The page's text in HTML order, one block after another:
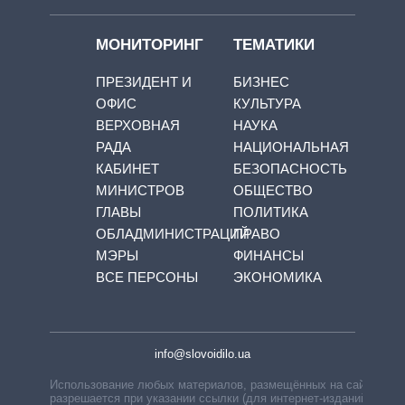
МОНИТОРИНГ
ПРЕЗИДЕНТ И
ОФИС
ВЕРХОВНАЯ
РАДА
КАБИНЕТ
МИНИСТРОВ
ГЛАВЫ
ОБЛАДМИНИСТРАЦИЙ
МЭРЫ
ВСЕ ПЕРСОНЫ
ТЕМАТИКИ
БИЗНЕС
КУЛЬТУРА
НАУКА
НАЦИОНАЛЬНАЯ
БЕЗОПАСНОСТЬ
ОБЩЕСТВО
ПОЛИТИКА
ПРАВО
ФИНАНСЫ
ЭКОНОМИКА
info@slovoidilo.ua
Использование любых материалов, размещённых на сайте,
разрешается при указании ссылки (для интернет-изданий —